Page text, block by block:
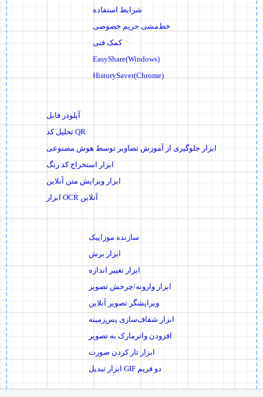
شرایط استفاده
خط‌مشی حریم خصوصی
کمک فنی
EasyShare(Windows)
HistorySaver(Chrome)
آپلودر فایل
تحلیل کد QR
ابزار جلوگیری از آموزش تصاویر توسط هوش مصنوعی
ابزار استخراج کد رنگ
ابزار ویرایش متن آنلاین
ابزار OCR آنلاین
سازنده موزاییک
ابزار برش
ابزار تغییر اندازه
ابزار وارونه/چرخش تصویر
ویرایشگر تصویر آنلاین
ابزار شفاف‌سازی پس‌زمینه
افزودن واترمارک به تصویر
ابزار تار کردن صورت
ابزار تبدیل GIF دو فریم